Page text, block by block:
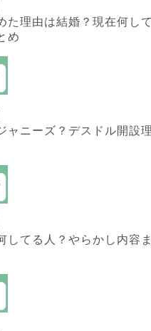
た理由は結婚？現在何し
め
ャニーズ？デスドル開設
してる人？やらかし内容